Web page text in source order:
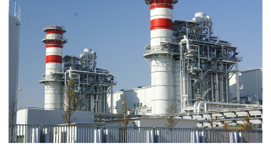
应用领域
应用领域